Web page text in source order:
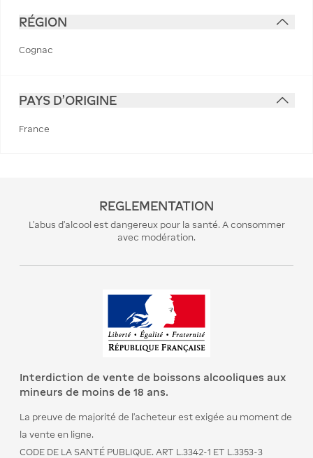
RÉGION
Cognac
PAYS D'ORIGINE
France
REGLEMENTATION
L’abus d’alcool est dangereux pour la santé. A consommer
avec modération.
Interdiction de vente de boissons alcooliques aux
mineurs de moins de 18 ans.
La preuve de majorité de l’acheteur est exigée au moment de
la vente en ligne.
CODE DE LA SANTÉ PUBLIQUE. ART L.3342-1 ET L.3353-3